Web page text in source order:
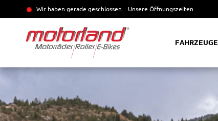
Wir haben gerade geschlossen Unsere Öffnungszeiten
FAHRZEUGE